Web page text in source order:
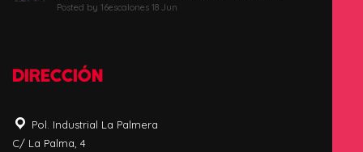
Posted by 16escalones 18 Jun
DIRECCIÓN
Pol. Industrial La Palmera
C/ La Palma, 4